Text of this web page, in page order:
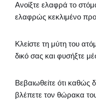
Ανοίξτε ελαφρά το
ελαφρώς κεκλιμένο
Κλείστε τη μύτη του
δικό σας και φυσήξτε
Βεβαιωθείτε ότι καθώς
βλέπετε τον θώρακα